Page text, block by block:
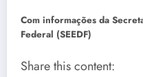
Com informações da
Federal (SEEDF)
Share this content: